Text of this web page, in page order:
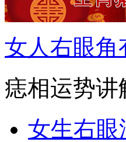
女人右眼角
痣相运势讲
女生右眼